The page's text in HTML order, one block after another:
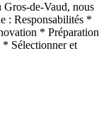
de-Vaud, nous
: Responsabilités *
* Préparation
* Sélectionner et